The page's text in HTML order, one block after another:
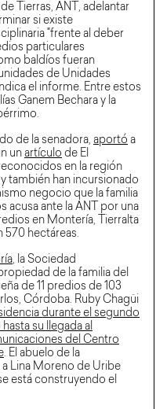
Tierras, ANT, adelantar
si existe
"frente al deber
particulares
baldíos fueran
de Unidades
el informe. Entre estos
Ganem Bechara y la
de la senadora, aportó a
un artículo de El
en la región
también han incursionado
negocio que la familia
acusa ante la ANT por una
en Montería, Tierralta
570 hectáreas.
, la Sociedad
de la familia del
de 11 predios de 103
Córdoba. Ruby Chagüi
durante el segundo
su llegada al
del Centro
. El abuelo de la
Lina Moreno de Uribe
está construyendo el